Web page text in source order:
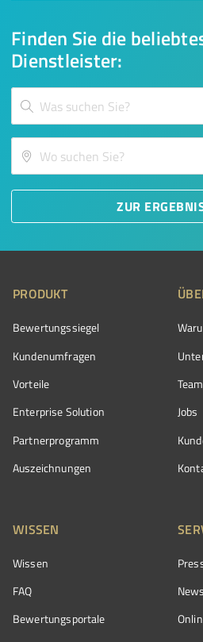
Finden Sie die
Dienstleister:
ZUR
PRODUKT
Bewertungssiegel
Kundenumfragen
Vorteile
Enterprise Solution
Partnerprogramm
Auszeichnungen
Team
Jobs
WISSEN
Wissen
FAQ
Bewertungsportale